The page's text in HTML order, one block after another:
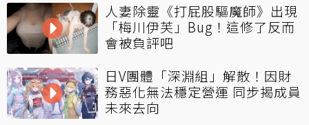
人妻除靈《打屁股驅魔師》出現
「梅川伊芙」Bug！這修了反而
會被負評吧
日V團體「深淵組」解散！因財
務惡化無法穩定營運 同步揭成員
未來去向